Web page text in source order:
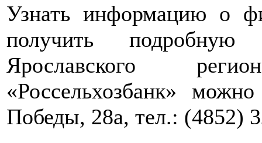
Узнать информацию о
получить подробную
Ярославского
«Россельхозбанк»
Победы, 28а, тел.: (4852)